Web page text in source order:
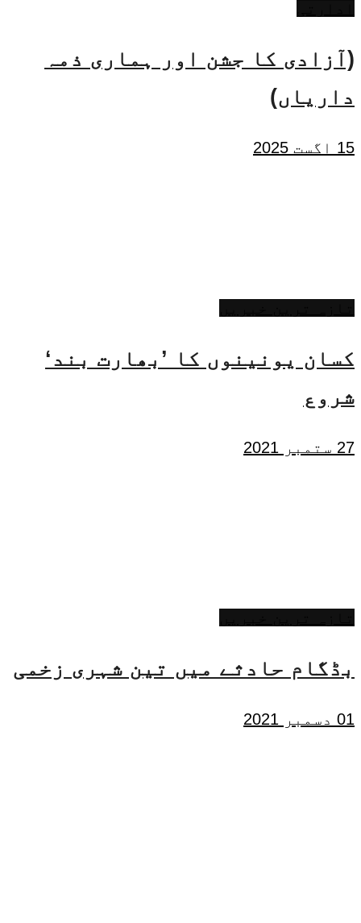
(آزادی کا جشن اور ہماری ذمہ
داریاں)
15 اگست 2025
کسان یونینوں کا ’بھارت بند‘
شروع
27 ستمبر 2021
بڈگام حادثے میں تین شہری زخمی
01 دسمبر 2021